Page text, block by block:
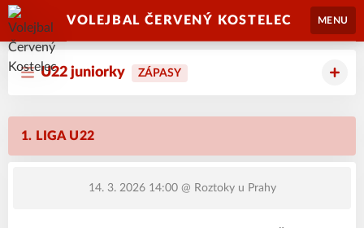
VOLEJBAL ČERVENÝ KOSTELEC MENU
U22 juniorky ZÁPASY
1. LIGA U22
14. 3. 2026 14:00@ Roztoky u Prahy